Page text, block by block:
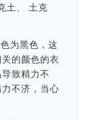
土、 土克
为黑色，这
的颜色的衣
致精力不
不济，当心